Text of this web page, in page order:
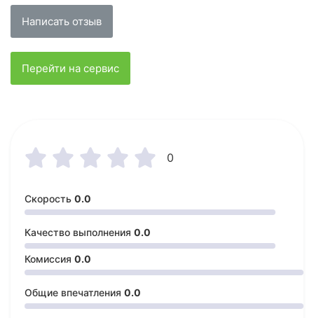
Написать отзыв
Перейти на сервис
0
    
Скорость 0.0
Качество выполнения 0.0
Комиссия 0.0
Общие впечатления 0.0